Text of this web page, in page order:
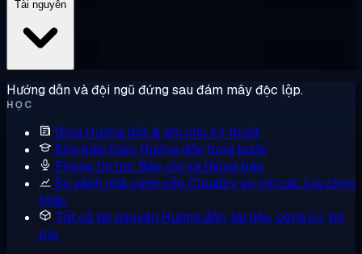
Hướng dẫn và đội ngũ đứng sau đám mây độc lập.
HỌC
Blog Hướng dẫn & ghi chú kỹ thuật
Kho kiến thức Hướng dẫn từng bước
Phòng tin tức Báo chí và thông báo
So sánh nhà cung cấp Cloudzy so với các lựa chọn
khác
Tất cả tài nguyên Hướng dẫn, tài liệu, công cụ, tin
tức